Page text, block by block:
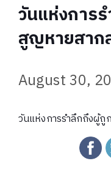
วันแห่งการ
สูญหายสาก
August 30,
วันแห่งการรำลึกถึงผู้